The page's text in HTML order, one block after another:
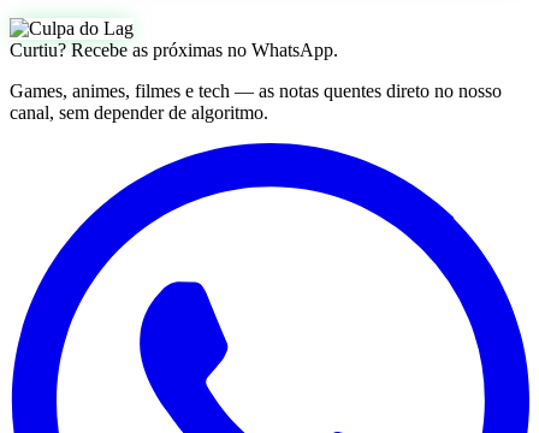
Curtiu? Recebe as próximas no WhatsApp.
Games, animes, filmes e tech — as notas quentes direto no nosso
canal, sem depender de algoritmo.